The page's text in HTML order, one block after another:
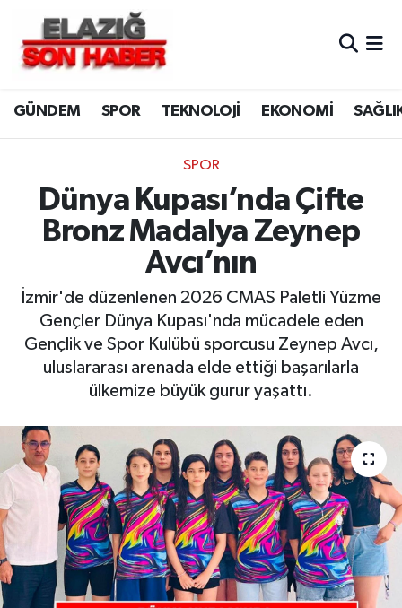
GÜNDEM SPOR TEKNOLOJİ EKONOMİ
SPOR
Dünya Kupası’nda Çifte
Bronz Madalya Zeynep
Avcı’nın
İzmir'de düzenlenen 2026 CMAS Paletli Yüzme
Gençler Dünya Kupası'nda mücadele eden
Gençlik ve Spor Kulübü sporcusu Zeynep Avcı,
uluslararası arenada elde ettiği başarılarla
ülkemize büyük gurur yaşattı.
CANLI YAYIN
ASAYİŞ
BİLİM VE TEKNOLOJİ
DÜNYA
EKONOMİ
ELAZIĞ
GENEL
GÜNDEM
HABERDE İNSAN
KÜLTÜR-SANAT
MAGAZİN
Merkez Hava Durumu
Merkez Trafik Yoğunluk Haritası
Süper Lig Puan Durumu ve Fikstür
Tüm Manşetler
Son Dakika Haberleri
Haber Arşivi